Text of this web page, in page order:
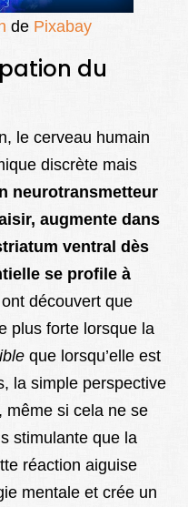
de Pixabay
du
le cerveau humain
discrète mais
neurotransmetteur
augmente dans
ventral dès
se profile à
découvert que
plus forte lorsque la
que lorsqu’elle est
la simple perspective
même si cela ne se
stimulante que la
réaction aiguise
mentale et crée un